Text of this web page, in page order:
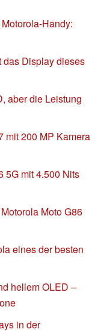
Handy:
das Display dieses
aber die Leistung
mit 200 MP Kamera
5G mit 4.500 Nits
Moto G86
eines der besten
hellem OLED –
in der